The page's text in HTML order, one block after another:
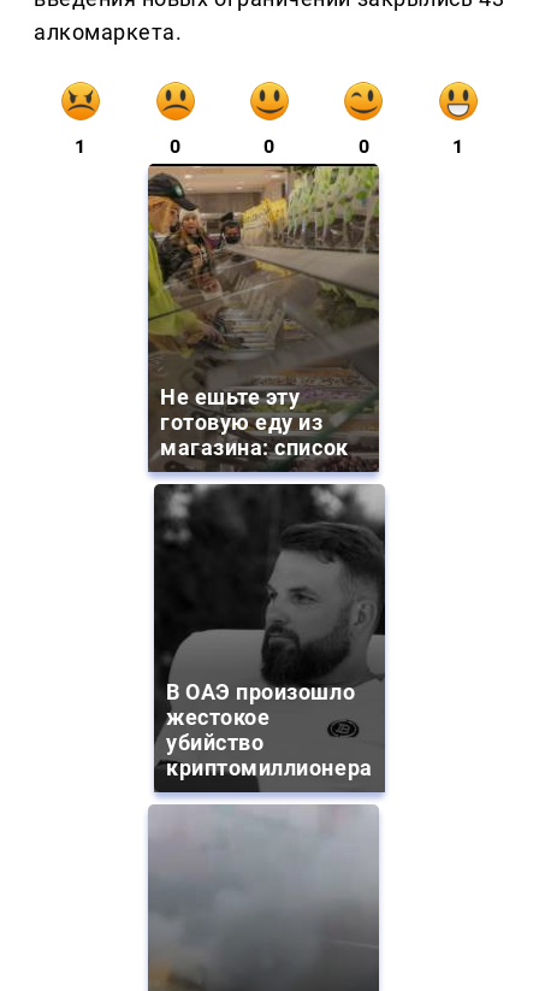
алкомаркета.
1 0 0 0 1
Не ешьте эту
готовую еду из
магазина: список
В ОАЭ произошло
жестокое
убийство
криптомиллионера